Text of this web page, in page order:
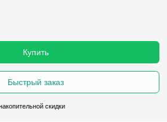
Без реставрации